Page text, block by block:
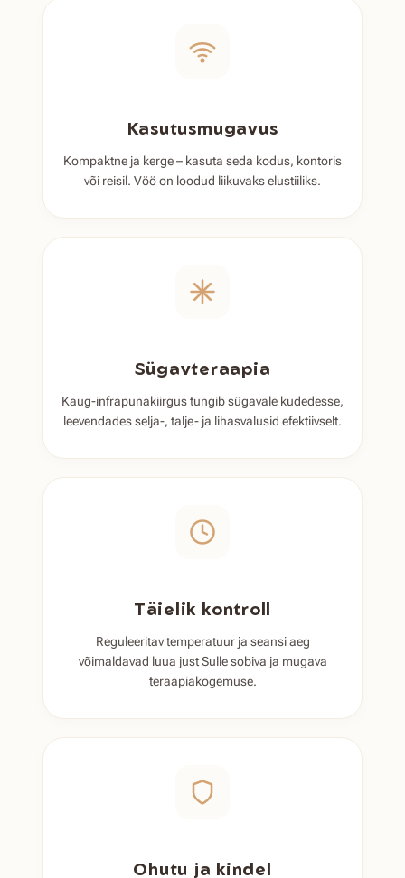
Kasutusmugavus
Kompaktne ja kerge – kasuta seda kodus, kontoris
või reisil. Vöö on loodud liikuvaks elustiiliks.
Sügavteraapia
Kaug-infrapunakiirgus tungib sügavale kudedesse,
leevendades selja-, talje- ja lihasvalusid efektiivselt.
Täielik kontroll
Reguleeritav temperatuur ja seansi aeg
võimaldavad luua just Sulle sobiva ja mugava
teraapiakogemuse.
Ohutu ja kindel